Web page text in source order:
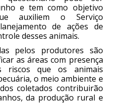
e tem como objetivo
auxiliem o Serviço
de ações de
desses animais.
pelos produtores são
as áreas com presença
que os animais
o meio ambiente e
coletados contribuirão
da produção rural e